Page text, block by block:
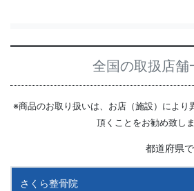
全国の取扱店舗
※商品のお取り扱いは、お店（施設）により
頂くことをお勧め致しま
都道府県
さくら整骨院